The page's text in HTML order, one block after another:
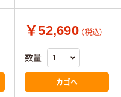
￥52,690 （税込）
数量
カゴへ